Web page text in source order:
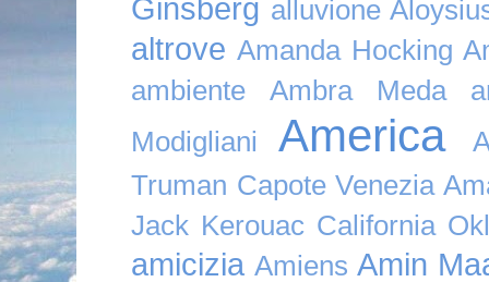
Ginsberg alluvione
altrove Amanda Hocking
ambiente
Ambra Meda
Modigliani
America
Truman Capote Venezia
Jack Kerouac California
amicizia Amiens Amin